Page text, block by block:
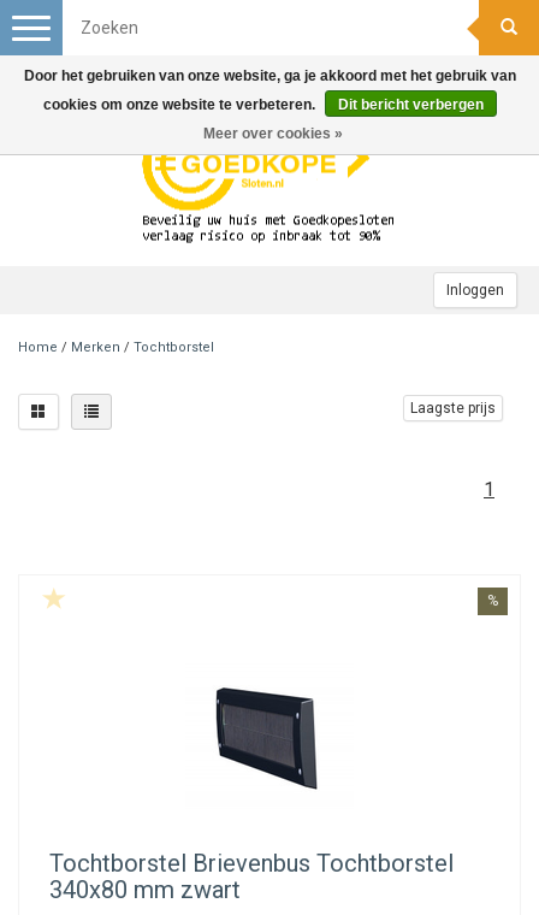
Inloggen
Toggle
navigation
Home / Merken / Tochtborstel
Laagste prijs
1
%
Tochtborstel Brievenbus Tochtborstel
340x80 mm zwart
Door het gebruiken van onze website, ga je akkoord met het gebruik van
cookies om onze website te verbeteren.
Dit bericht verbergen
Meer over cookies »